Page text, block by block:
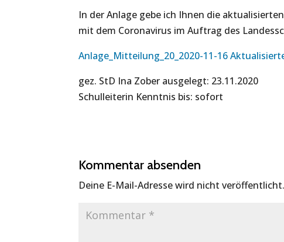
In der Anlage gebe ich Ihnen die
mit dem Coronavirus im Auftrag des
Anlage_Mitteilung_20_2020-11-16
gez. StD Ina Zober ausgelegt: 23.11.2020
Schulleiterin Kenntnis bis: sofort
Kommentar absenden
Deine E-Mail-Adresse wird nicht veröffentlicht.